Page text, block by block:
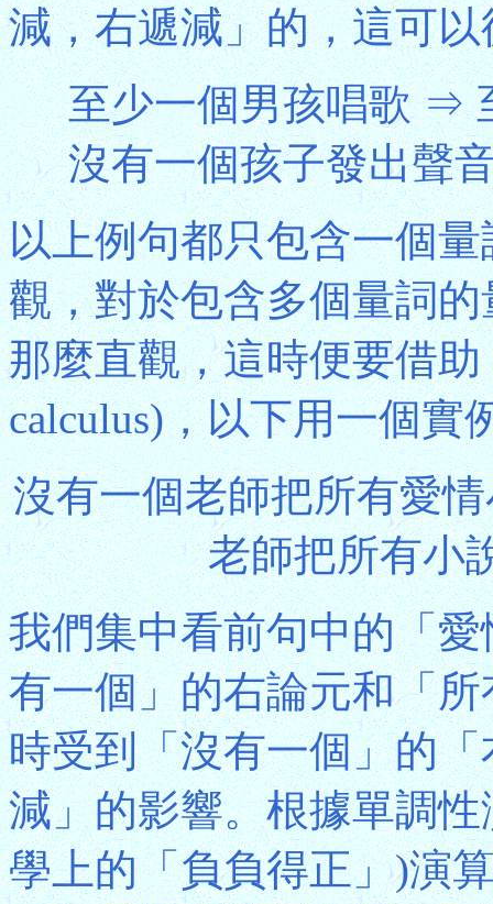
減，右遞減」的，這可
至少一個男孩唱歌 ⇒
沒有一個孩子發出
以上例句都只包含一個
觀，對於包含多個量詞
那麼直觀，這時便要借
calculus)，以下用一個實
沒有一個老師把所有愛
老師把所有
我們集中看前句中的「
有一個」的右論元和「
時受到「沒有一個」的
減」的影響。根據單調
學上的「負負得正」)演